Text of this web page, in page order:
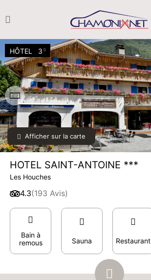
Afficher sur la carte
HÔTEL 3
HOTEL SAINT-ANTOINE ***
Les Houches
4.3(193 Avis)
Bain à
remous
Sauna Restaurant